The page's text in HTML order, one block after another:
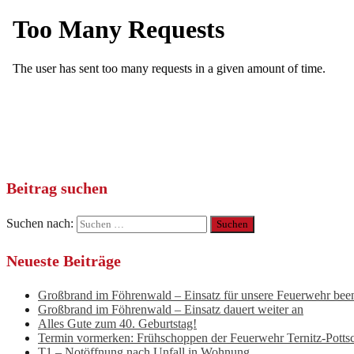
Beitrag suchen
Suchen nach:
Neueste Beiträge
Großbrand im Föhrenwald – Einsatz für unsere Feuerwehr
Großbrand im Föhrenwald – Einsatz dauert weiter an
Alles Gute zum 40. Geburtstag!
Termin vormerken: Frühschoppen der Feuerwehr Ternitz-